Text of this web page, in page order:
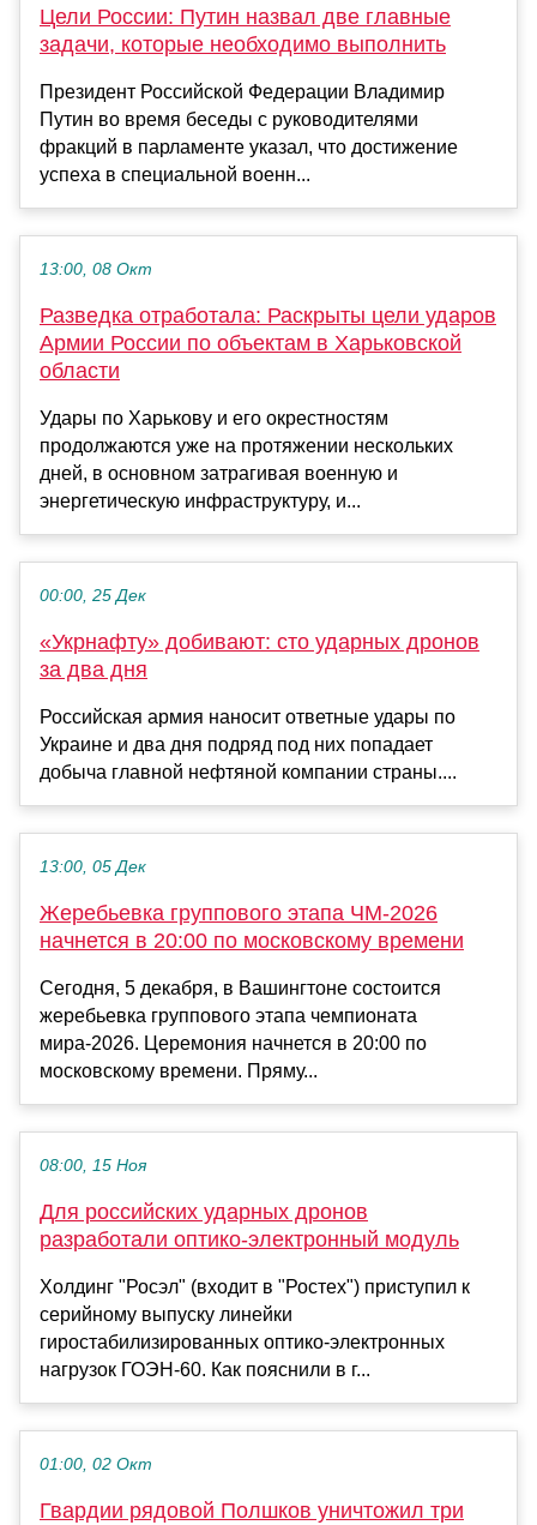
Цели России: Путин назвал две главные
задачи, которые необходимо выполнить
Президент Российской Федерации Владимир
Путин во время беседы с руководителями
фракций в парламенте указал, что достижение
успеха в специальной военн...
13:00, 08 Окт
Разведка отработала: Раскрыты цели ударов
Армии России по объектам в Харьковской
области
Удары по Харькову и его окрестностям
продолжаются уже на протяжении нескольких
дней, в основном затрагивая военную и
энергетическую инфраструктуру, и...
00:00, 25 Дек
«Укрнафту» добивают: сто ударных дронов
за два дня
Российская армия наносит ответные удары по
Украине и два дня подряд под них попадает
добыча главной нефтяной компании страны....
13:00, 05 Дек
Жеребьевка группового этапа ЧМ‑2026
начнется в 20:00 по московскому времени
Сегодня, 5 декабря, в Вашингтоне состоится
жеребьевка группового этапа чемпионата
мира-2026. Церемония начнется в 20:00 по
московскому времени. Пряму...
08:00, 15 Ноя
Для российских ударных дронов
разработали оптико-электронный модуль
Холдинг "Росэл" (входит в "Ростех") приступил к
серийному выпуску линейки
гиростабилизированных оптико-электронных
нагрузок ГОЭН-60. Как пояснили в г...
01:00, 02 Окт
Гвардии рядовой Полшков уничтожил три